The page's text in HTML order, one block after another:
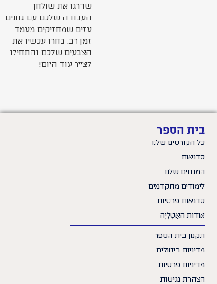
שדרגו את שולחן
העבודה שלכם עם גוונים
עזים שמחזיקים מעמד
זמן רב. בחרו עכשיו את
הצבעים שלכם והתחילו
לצייר עוד היום!
בית הספר
כל הקורסים שלנו
סדנאות
המנחים שלנו
לימודים מתקדמים
סדנאות פרטיות
אודות האָטֶלְיֶה
תקנון בית הספר
מדיניות ביטולים
מדיניות פרטיות
הצהרת נגישות